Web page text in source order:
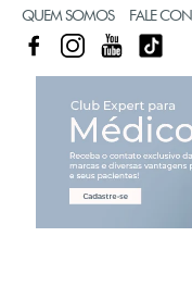
QUEM SOMOS FALE
FACEBOOKINSTAGRAM
YOUTUBE